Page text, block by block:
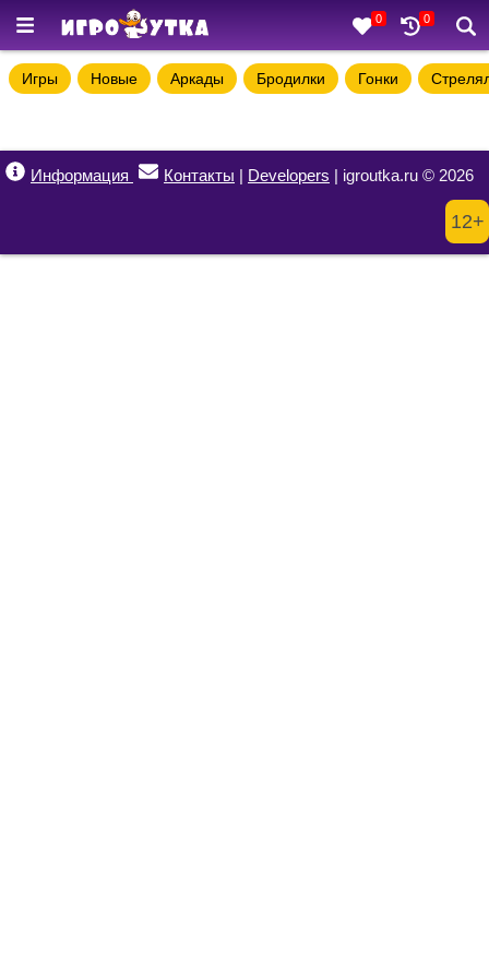
0 0
Игры Новые Аркады Бродилки Гонки
Информация Контакты | Developers | igroutka.ru © 2026
12+